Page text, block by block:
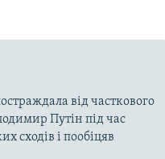
від часткового
Путін під час
сходів і пообіцяв